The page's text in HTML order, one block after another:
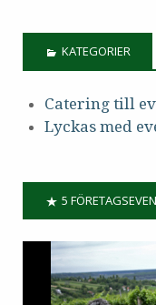
KATEGORIER
Catering till
Lyckas med
5